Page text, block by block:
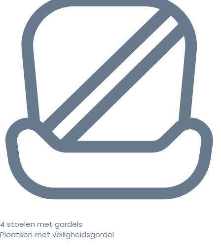
4 stoelen met gordels
Plaatsen met veiligheidsgordel